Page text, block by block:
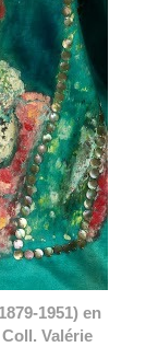
1951) en
Valérie